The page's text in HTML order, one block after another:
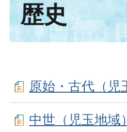
歴史
原始・古代（児
中世（児玉地域）